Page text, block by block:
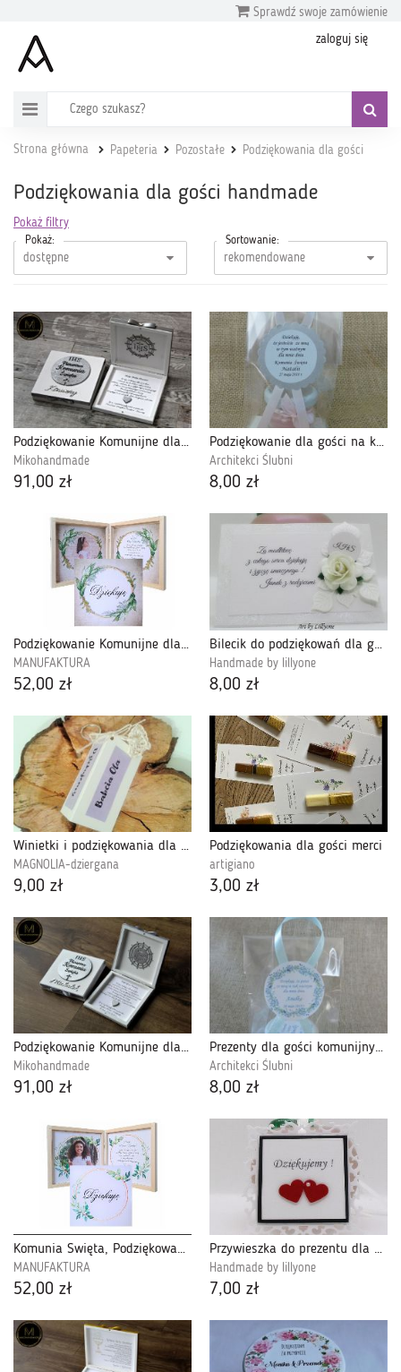
Sprawdź swoje zamówienie
zaloguj się
Strona główna Papeteria Pozostałe Podziękowania dla gości
Podziękowania dla gości handmade
Pokaż filtry
Pokaż: Sortowanie:
Podziękowanie Komunijne dla Matki Chrzestnej
Mikohandmade
91,00 zł
Podziękowanie dla gości na komunię - świeczka
Architekci Ślubni
8,00 zł
Podziękowanie Komunijne dla Gośći-PDGK14
MANUFAKTURA
52,00 zł
Bilecik do podziękowań dla gości komunijnych
Handmade by lillyone
8,00 zł
Winietki i podziękowania dla gości z sercem
MAGNOLIA-dziergana
9,00 zł
Podziękowania dla gości merci
artigiano
3,00 zł
Podziękowanie Komunijne dla Ojca Chrzestnego
Mikohandmade
91,00 zł
Prezenty dla gości komunijnych - świeczka
Architekci Ślubni
8,00 zł
Komunia Święta, Podziękowanie dla Gości-PDGK27
MANUFAKTURA
52,00 zł
Przywieszka do prezentu dla gości weselnych
Handmade by lillyone
7,00 zł